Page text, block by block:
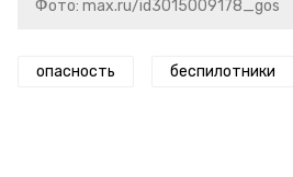
Фото: max.ru/id3015009178_gos
опасность беспилотники